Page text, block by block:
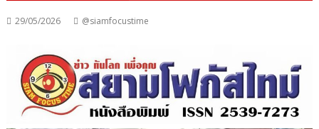
29/05/2026 @siamfocustime